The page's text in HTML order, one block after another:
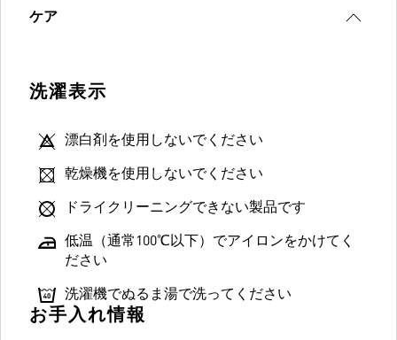
ケア
洗濯表示
漂白剤を使用しないでください
乾燥機を使用しないでください
ドライクリーニングできない製品です
低温（通常100℃以下）でアイロンをかけてく
ださい
洗濯機でぬるま湯で洗ってください
お手入れ情報